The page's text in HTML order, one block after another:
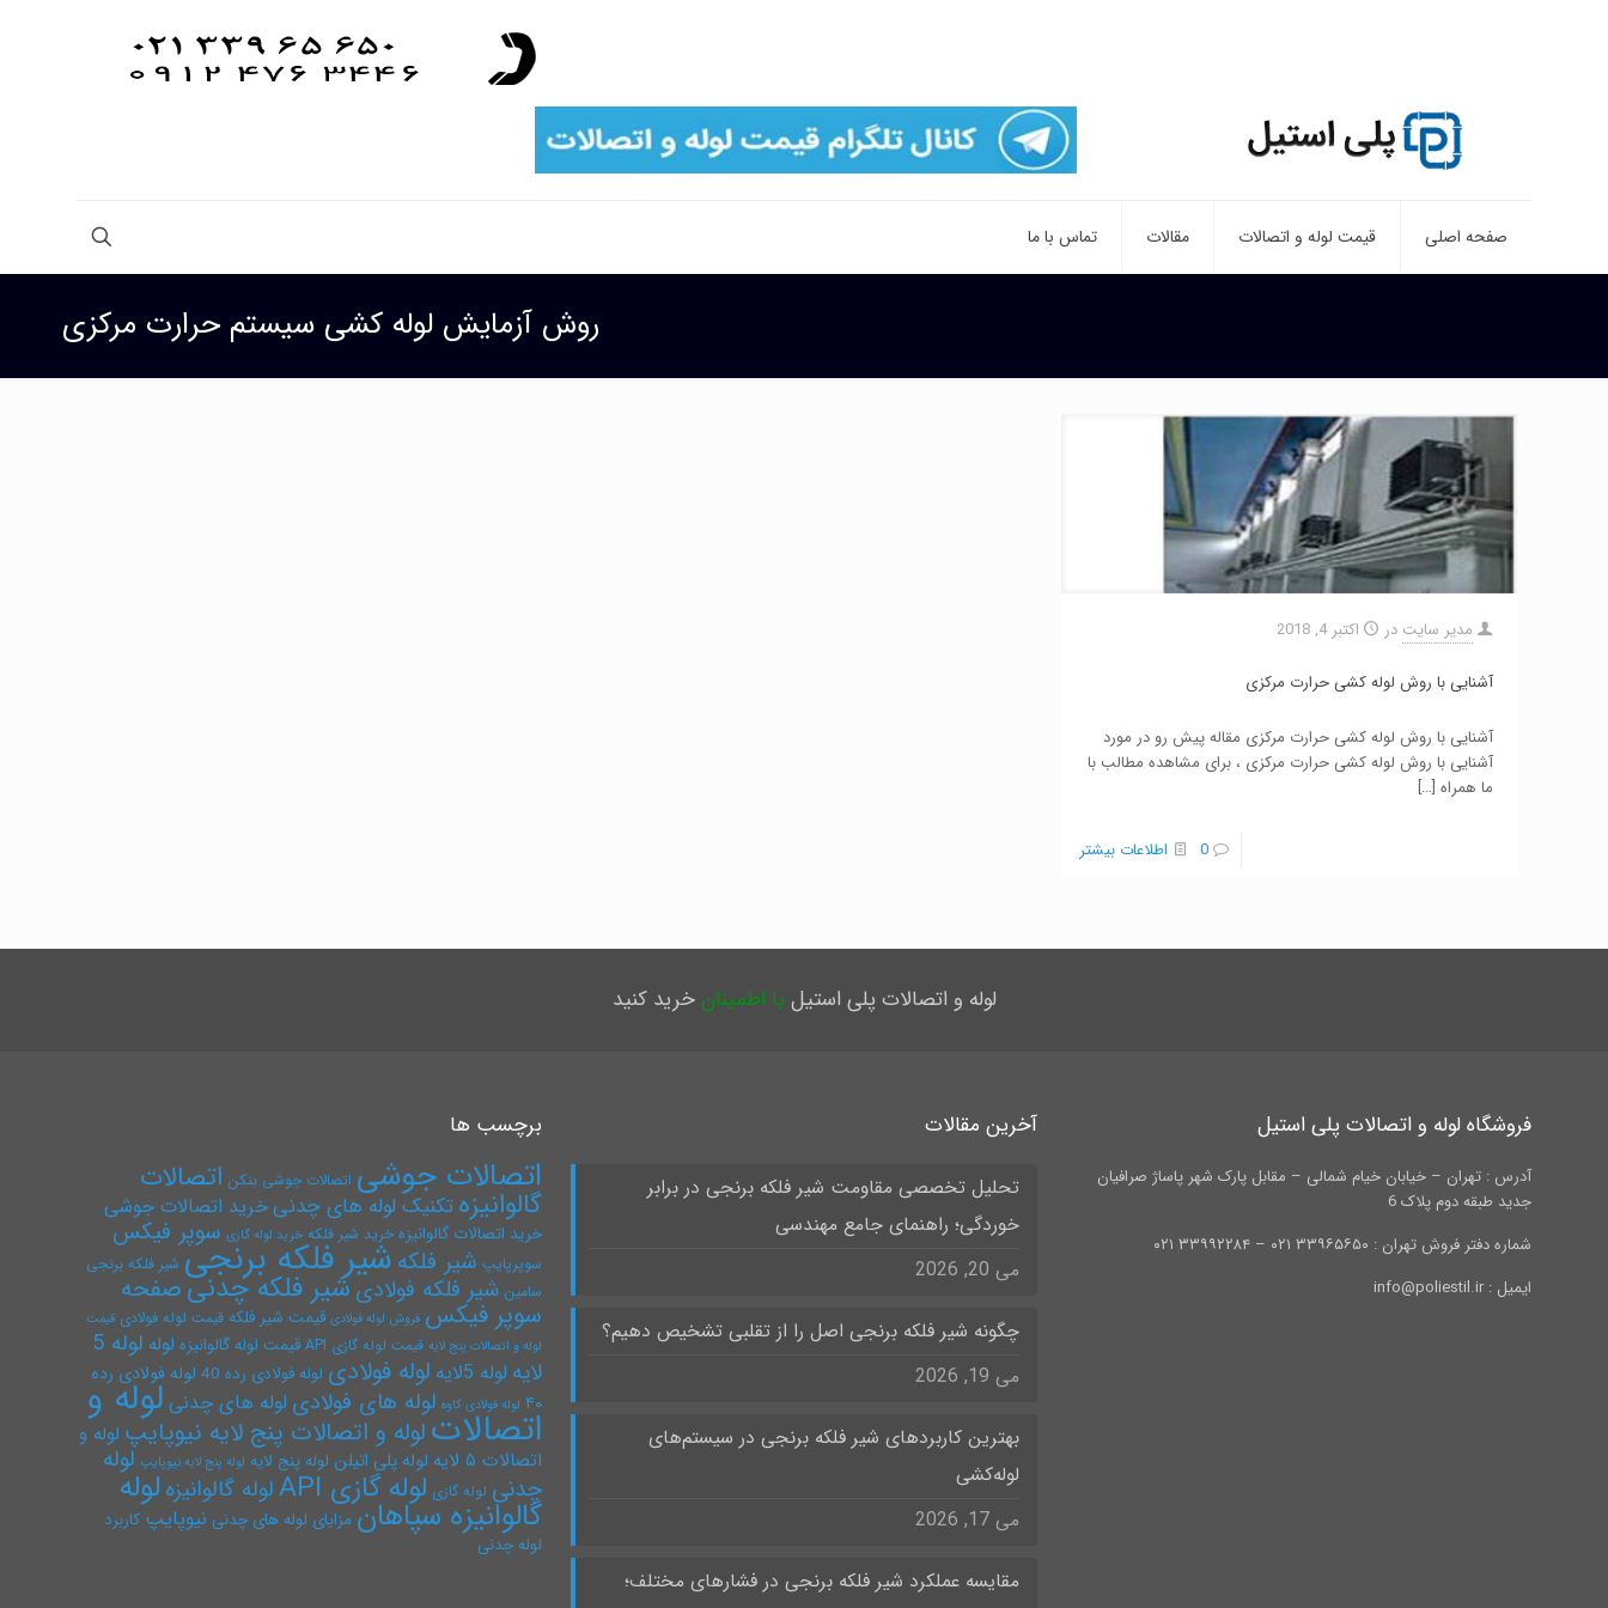
صفحه اصلی قیمت لوله و اتصالات مقالات تماس با ما
روش آزمایش لوله کشی سیستم حرارت مرکزی
مدیر سایت در اکتبر 4, 2018
آشنایی با روش لوله کشی حرارت مرکزی
آشنایی با روش لوله کشی حرارت مرکزی مقاله پیش رو در مورد
آشنایی با روش لوله کشی حرارت مرکزی ، برای مشاهده مطالب با
ما همراه […]
0 اطلاعات بیشتر
لوله و اتصالات پلی استیل با اطمینانخرید کنید
فروشگاه لوله و اتصالات پلی استیل
آدرس : تهران – خیابان خیام شمالی – مقابل پارک شهر پاساژ صرافیان
جدید طبقه دوم پلاک 6
شماره دفتر فروش تهران : ۳۳۹۶۵۶۵۰ ۰۲۱ – ۳۳۹۹۲۲۸۴ ۰۲۱
ایمیل : info@poliestil.ir
آخرین مقالات
تحلیل تخصصی مقاومت شیر فلکه برنجی در برابر
خوردگی؛ راهنمای جامع مهندسی
می 20, 2026
چگونه شیر فلکه برنجی اصل را از تقلبی تشخیص دهیم؟
می 19, 2026
بهترین کاربردهای شیر فلکه برنجی در سیستم‌های
لوله‌کشی
می 17, 2026
مقایسه عملکرد شیر فلکه برنجی در فشارهای مختلف؛
برچسب ها
اتصالات جوشی اتصالات جوشی بنکن اتصالات
گالوانیزهتکنیک لوله های چدنیخرید اتصالات جوشی
خرید اتصالات گالوانیزه خرید شیر فلکه خرید لوله گازی سوپر فیکس
سوپرپایپ شیر فلکه شیر فلکه برنجی شیر فلکه برنجی
سامین شیر فلکه فولادیشیر فلکه چدنیصفحه
سوپر فیکس فروش لوله فولادی قیمت شیر فلکه قیمت لوله فولادی قیمت
لوله و اتصالات پنج لایه قیمت لوله گازی API قیمت لوله گالوانیزه لوله
لوله 5
لایه لوله 5لایه لوله فولادی لوله فولادی رده 40
لوله فولادی رده
۴۰ لوله فولادی کاوه لوله های فولادی لوله های چدنی لوله و
اتصالاتلوله و اتصالات پنج لایه نیوپایپ لوله و
اتصالات ۵ لایه
لوله پلی اتیلن لوله پنج لایه لوله پنج لایه نیوپایپ لوله
چدنی لوله گازی لوله گازی API لوله گالوانیزه لوله
گالوانیزه سپاهان مزایای لوله های چدنی نیوپایپ کاربرد
لوله چدنی